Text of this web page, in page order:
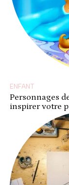
ENFANT
Personnages
inspirer votre